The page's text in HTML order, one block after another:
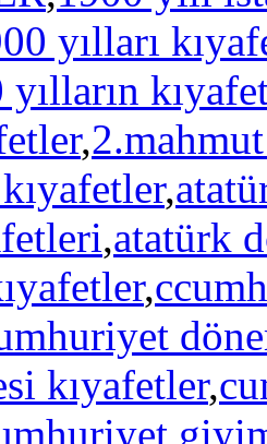
yılları
yılların
,
,
,atatürk
,
kıyafetler,